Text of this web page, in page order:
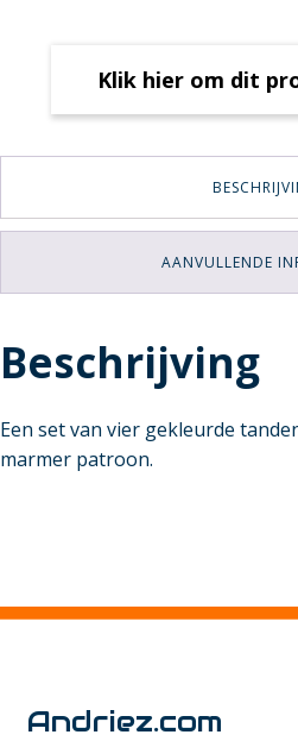
Klik hier om dit
AANVULLENDE
Beschrijving
Een set van vier gekleurde
marmer patroon.
Andriez.com